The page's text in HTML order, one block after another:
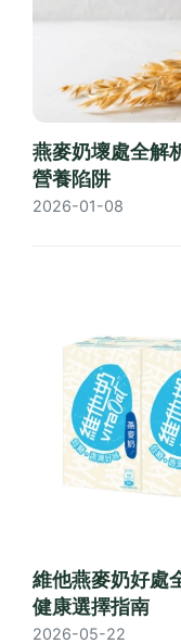
燕麥奶壞處全解
營養陷阱
2026-01-08
維他燕麥奶好處
健康選擇指南
2026-05-22